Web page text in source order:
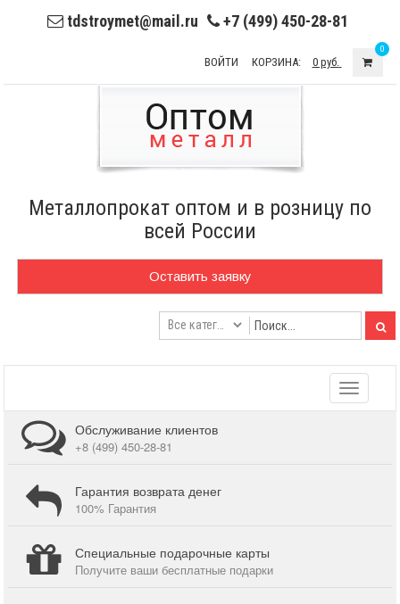
tdstroymet@mail.ru +7 (499) 450-28-81
ВОЙТИ КОРЗИНА: 0 руб.
0
Металлопрокат оптом и в розницу по
всей России
Оставить заявку
Toggle
Обслуживание клиентов
+8 (499) 450-28-81
Гарантия возврата денег
100% Гарантия
Специальные подарочные карты
Получите ваши бесплатные подарки